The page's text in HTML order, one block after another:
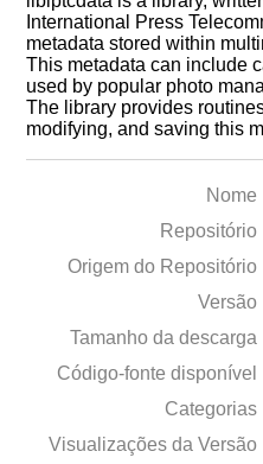
International Press
metadata stored within
This metadata can include
used by popular photo
The library provides
modifying, and saving this
Nome
Repositório
Origem do Repositório
Versão
Tamanho da descarga
Código-fonte disponível
Categorias
Visualizações da Versão